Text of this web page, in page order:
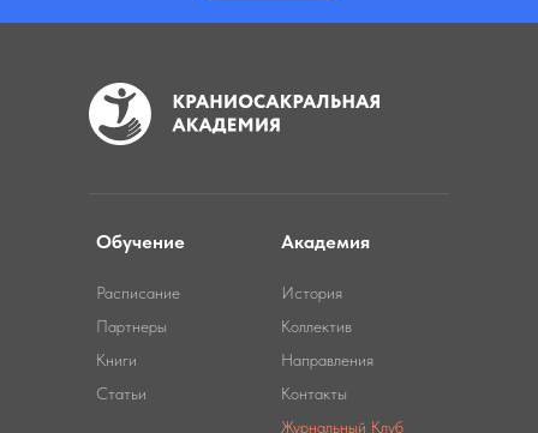
Академия
История
Коллектив
Направления
Контакты
Журнальный Клуб
Обучение
Расписание
Партнеры
Книги
Статьи